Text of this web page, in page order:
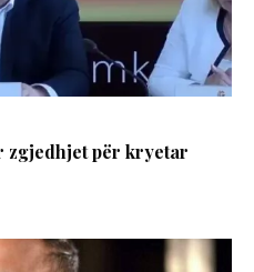
zgjedhjet për kryetar